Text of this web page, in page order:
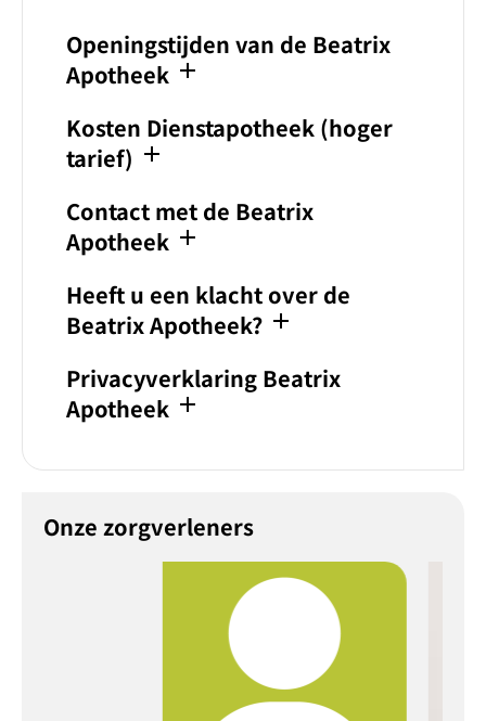
Openingstijden van de Beatrix
Apotheek add
Kosten Dienstapotheek (hoger
tarief) add
Contact met de Beatrix
Apotheek add
Heeft u een klacht over de
Beatrix Apotheek? add
Privacyverklaring Beatrix
Apotheek add
Onze zorgverleners